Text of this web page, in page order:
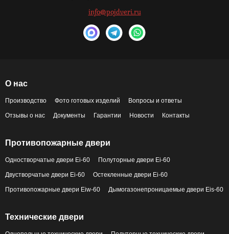
info@pojdveri.ru
О нас
Производство Фото готовых изделий Вопросы и ответы
Отзывы о нас Документы Гарантии Новости Контакты
Противопожарные двери
Одностворчатые двери Ei-60 Полуторные двери Ei-60
Двустворчатые двери Ei-60 Остекленные двери Ei-60
Противопожарные двери Eiw-60 Дымогазонепроницаемые двери Eis-60
Технические двери